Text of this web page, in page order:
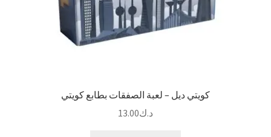
كويتي ديل – لعبة الصفقات بطابع كويتي
د.ك13.00